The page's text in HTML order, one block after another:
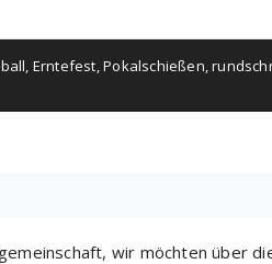
, Erntefest,Pokalschießen,
wir möchten über